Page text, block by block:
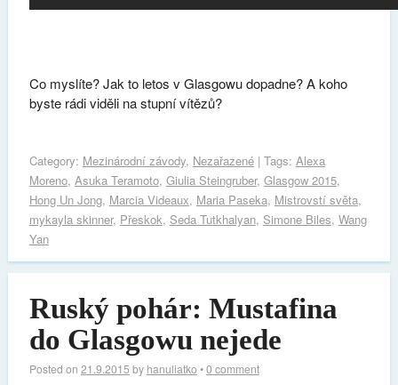
Co myslíte? Jak to letos v Glasgowu dopadne? A koho
byste rádi viděli na stupní vítězů?
Category: Mezinárodní závody, Nezařazené| Tags: Alexa
Moreno, Asuka Teramoto, Giulia Steingruber, Glasgow 2015,
Hong Un Jong, Marcia Videaux, Maria Paseka, Mistrovstí světa,
mykayla skinner, Přeskok, Seda Tutkhalyan, Simone Biles, Wang
Yan
Ruský pohár: Mustafina
do Glasgowu nejede
Posted on 21.9.2015 by hanuliatko •0 comment